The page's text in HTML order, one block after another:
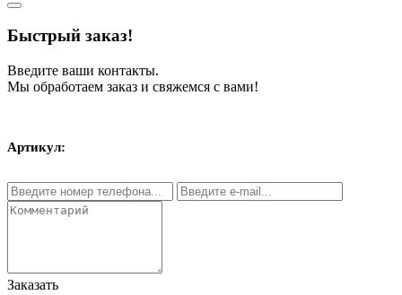
Быстрый заказ!
Введите ваши контакты.
Мы обработаем заказ и свяжемся с вами!
Артикул:
Заказать